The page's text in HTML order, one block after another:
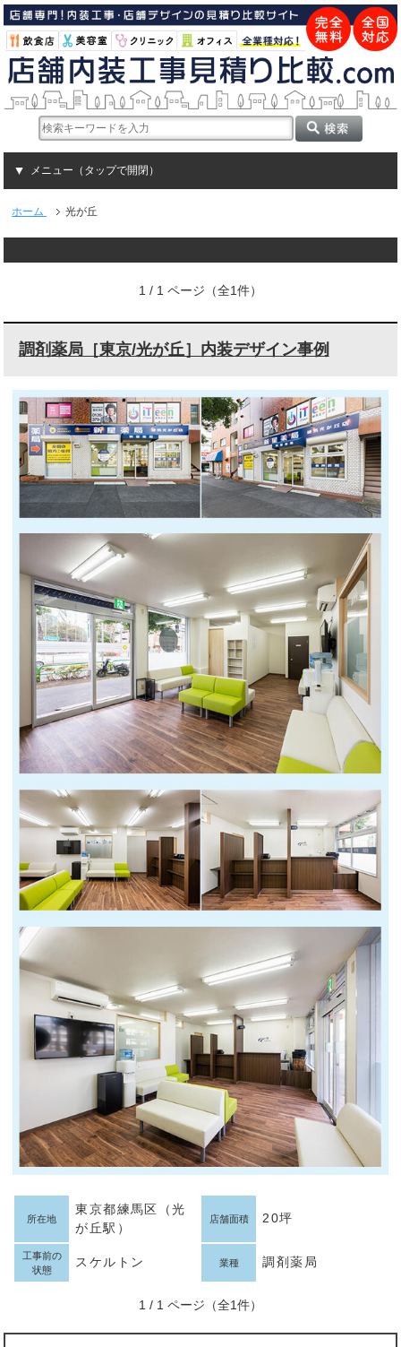
メニュー（タップで開閉）
ホーム 光が丘
1 / 1 ページ（全1件）
調剤薬局［東京/光が丘］内装デザイン事例
所在地
東京都練馬区（光
が丘駅）
店舗面積 20坪
工事前の
状態
スケルトン 業種 調剤薬局
1 / 1 ページ（全1件）